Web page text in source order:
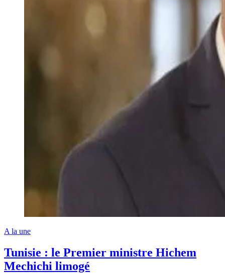
A la une
Tunisie : le Premier ministre Hichem
Mechichi limogé